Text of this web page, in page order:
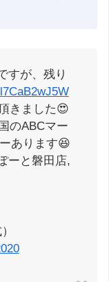
すが、残り
きました😍
のABCマー
あります😆
ーと磐田店,